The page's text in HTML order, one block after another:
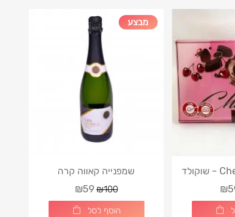
🍒 Cherry Sweets – שוקולד
מבצע
שמפנייה קאווה קרה
₪100
₪59
הוסף לסל